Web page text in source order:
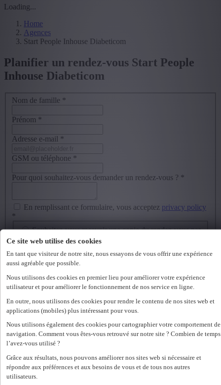
Ce site web utilise des cookies
En tant que visiteur de notre site, nous essayons de vous offrir une expérience
aussi agréable que possible.
Nous utilisons des cookies en premier lieu pour améliorer votre expérience
utilisateur et pour améliorer le fonctionnement de nos service en ligne.
En outre, nous utilisons des cookies pour rendre le contenu de nos sites web et
applications (mobiles) plus intéressant pour vous.
Nous utilisons également des cookies pour cartographier votre comportement de
navigation. Comment vous êtes-vous retrouvé sur notre site ? Combien de temps
l’avez-vous utilisé ?
Grâce aux résultats, nous pouvons améliorer nos sites web si nécessaire et
répondre aux préférences et aux besoins de vous et de tous nos autres
utilisateurs.
Loading...
Home
Agences
Start People Inhouse Diabeticom
Planifier un rendez-vous Start People
Inhouse Diabeticom
Nom de famille *
Prénom *
Adresse e-mail *
GSM ou téléphone *
Pour quoi souhaitez-vous demander un rendez-vous ? *
En remplissant ce formulaire, vous acceptez privacy policy
*
Souhaitez-vous recevoir une copie du rendez-vous par
e-mail ?
Trouver une agence dans votre région
Offres d'emploi
Tous les emplois permanents
Tous les emplois temporaires
Tout sur le travail intérimaire
Employeurs